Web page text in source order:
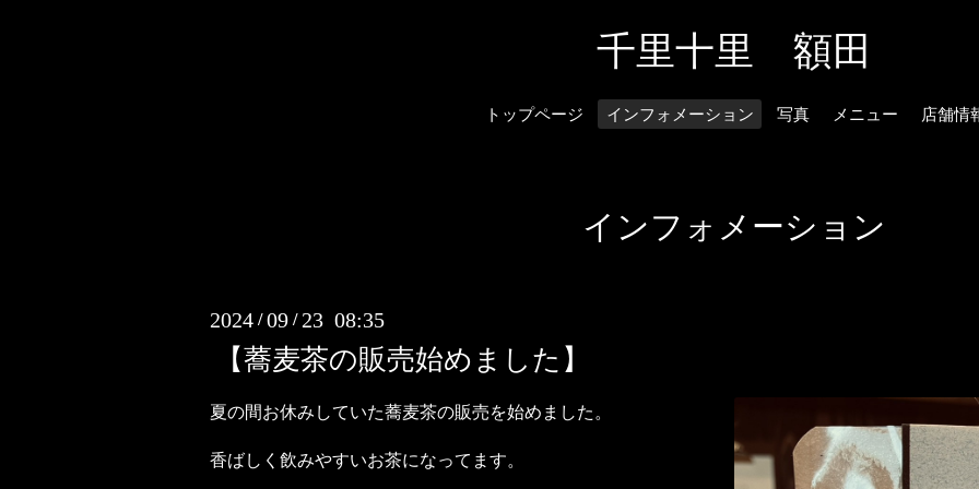
千里十里 額田
トップページ インフォメーション 写真 メニュー 店舗情
インフォメーション
2024 /09 / 23 08:35
【蕎麦茶の販売始めました】
夏の間お休みしていた蕎麦茶の販売を始めました。
香ばしく飲みやすいお茶になってます。